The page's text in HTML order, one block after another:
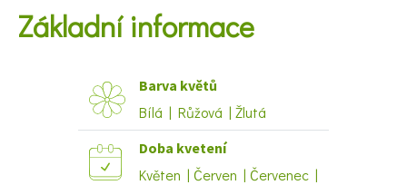
Základní informace
Barva květů
Bílá | Růžová | Žlutá
Doba kvetení
Květen | Červen | Červenec |